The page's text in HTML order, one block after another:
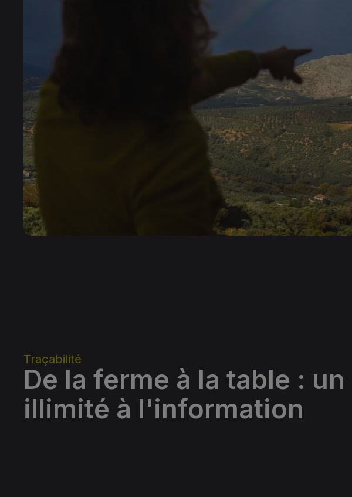
Traçabilité
De la ferme à la table :
illimité à l'information